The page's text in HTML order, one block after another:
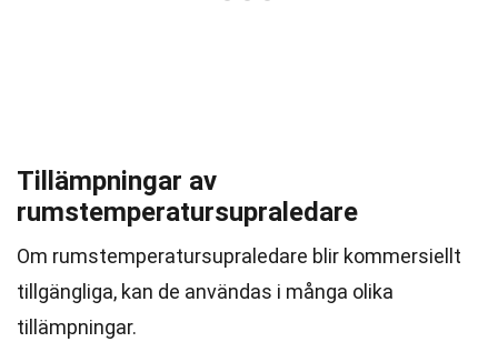
Tillämpningar av
rumstemperatursupraledare
Om rumstemperatursupraledare blir kommersiellt
tillgängliga, kan de användas i många olika
tillämpningar.